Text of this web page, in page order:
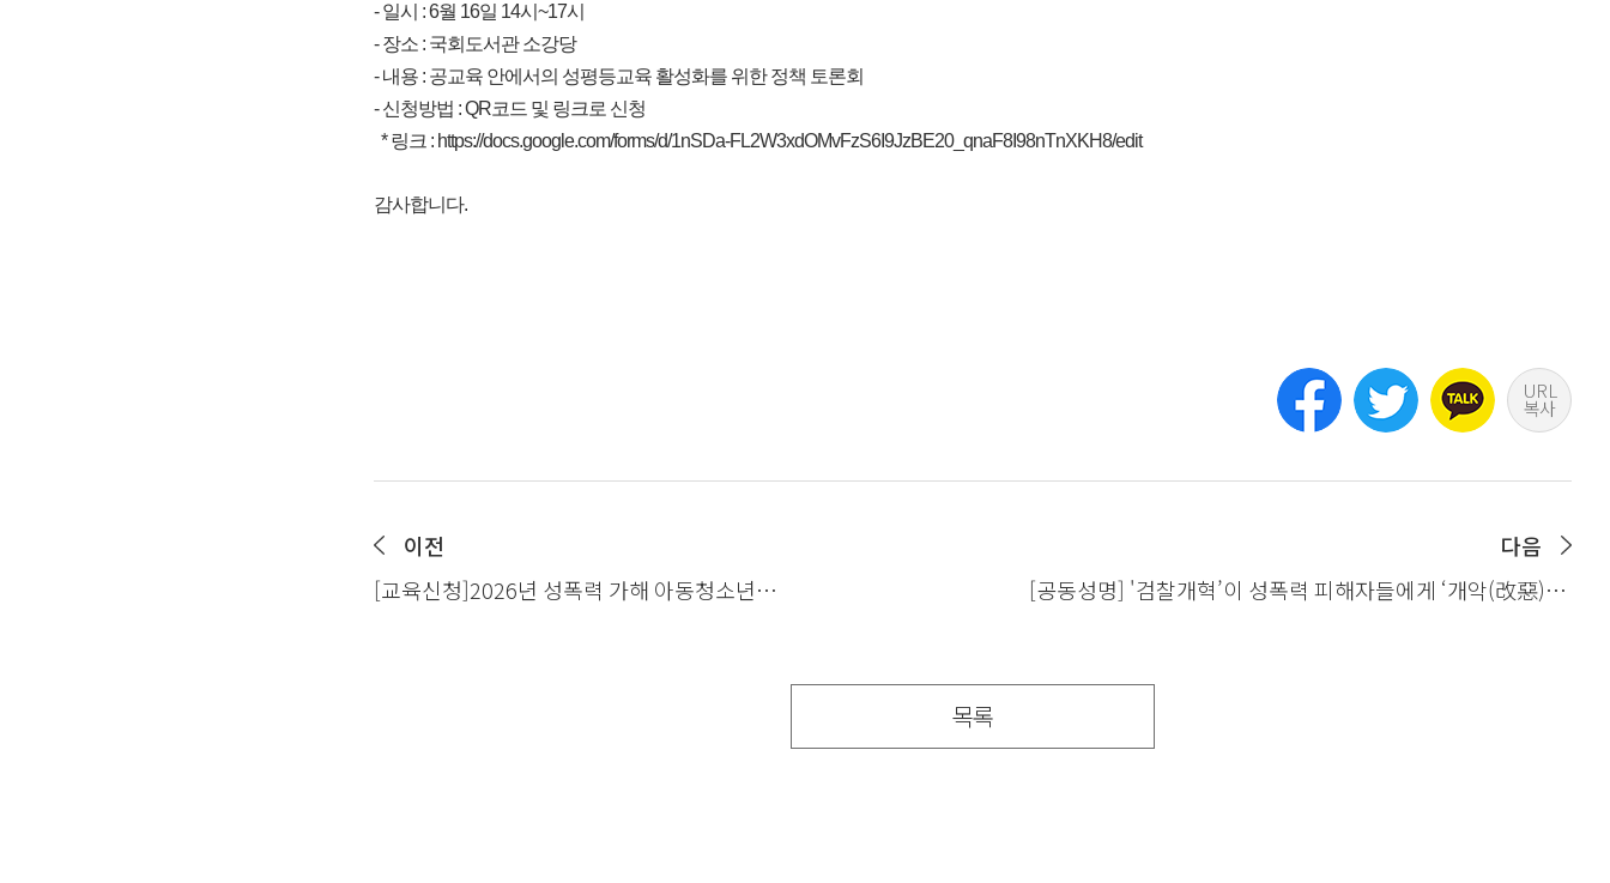
- 일시 : 6월 16일 14시~17시
- 장소 : 국회도서관 소강당
- 내용 : 공교육 안에서의 성평등교육 활성화를 위한 정책 토론회
- 신청방법 : QR코드 및 링크로 신청
* 링크 : https://docs.google.com/forms/d/1nSDa-FL2W3xdOMvFzS6I9JzBE20_qnaF8I98nTnXKH8/edit
감사합니다.
URL
복사
이전
[교육신청]2026년 성폭력 가해 아동청소년
다음
[공동성명] '검찰개혁’이 성폭력 피해자들에게 ‘개악(改惡)’이
목록